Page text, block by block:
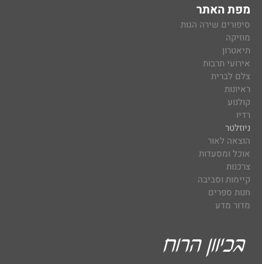
מפת האתר
סיפורים שירה הגות
מוזיקה
תיאטרון
אירועי תרבות
צלם לברית
ראיונות
קולנוע
רדיו
ניוזלטר
הוצאה לאור
אוכל ומסעדות
צרכנות
קיימות וסביבה
חנות ספרים
מדור מדע